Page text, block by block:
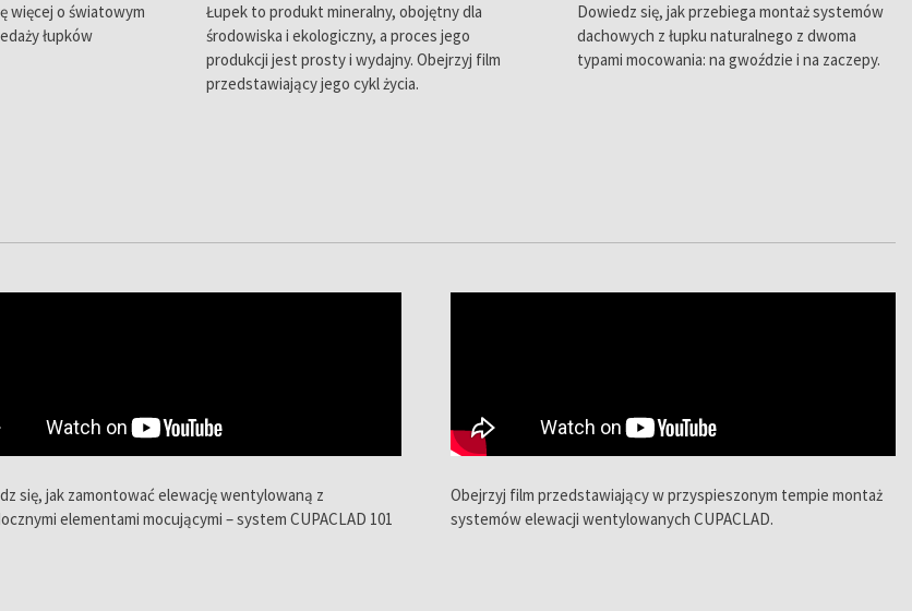
więcej o światowym
łupków
Łupek to produkt mineralny, obojętny dla
środowiska i ekologiczny, a proces jego
produkcji jest prosty i wydajny. Obejrzyj film
przedstawiający jego cykl życia.
Dowiedz się, jak przebiega montaż systemów
dachowych z łupku naturalnego z dwoma
typami mocowania: na gwoździe i na zaczepy.
się, jak zamontować elewację wentylowaną z
elementami mocującymi – system CUPACLAD 101
Obejrzyj film przedstawiający w przyspieszonym tempie montaż
systemów elewacji wentylowanych CUPACLAD.